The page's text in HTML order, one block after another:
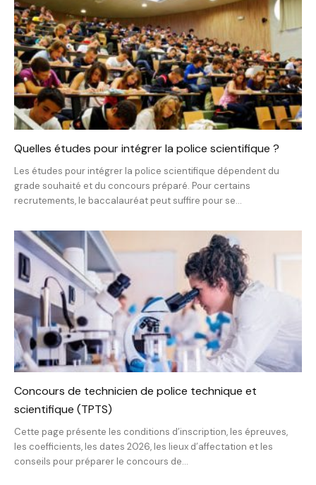
Quelles études pour intégrer la police scientifique ?
Les études pour intégrer la police scientifique dépendent du
grade souhaité et du concours préparé. Pour certains
recrutements, le baccalauréat peut suffire pour se...
Concours de technicien de police technique et
scientifique (TPTS)
Cette page présente les conditions d’inscription, les épreuves,
les coefficients, les dates 2026, les lieux d’affectation et les
conseils pour préparer le concours de...